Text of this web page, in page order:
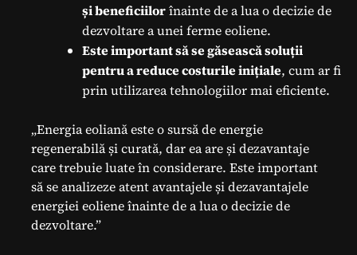
și beneficiilorînainte de a lua o decizie de
dezvoltare a unei ferme eoliene.
Este important să se găsească soluții
pentru a reduce costurile inițiale, cum ar fi
prin utilizarea tehnologiilor mai eficiente.
„Energia eoliană este o sursă de energie
regenerabilă și curată, dar ea are și dezavantaje
care trebuie luate în considerare. Este important
să se analizeze atent avantajele și dezavantajele
energiei eoliene înainte de a lua o decizie de
dezvoltare.”